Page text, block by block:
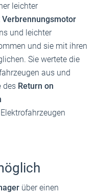
leichter
und leichter
und sie mit ihren
Sie wertete die
aus und
des Return on
über einen